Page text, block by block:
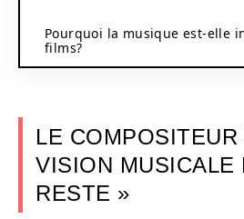
Pourquoi la musique est-elle
films?
LE
VISION MUSICALE
RESTE »